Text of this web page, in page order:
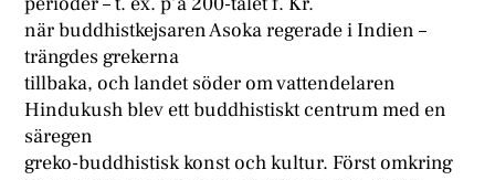
när buddhistkejsaren Asoka regerade i Indien –
trängdes grekerna
tillbaka, och landet söder om vattendelaren
Hindukush blev ett buddhistiskt centrum med en
säregen
greko-buddhistisk konst och kultur. Först omkring